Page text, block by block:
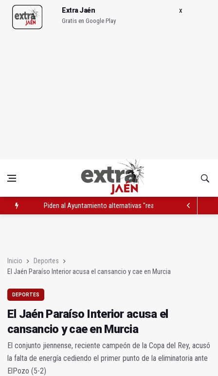
Extra Jaén
Gratis en Google Play
Piden al Ayuntamiento alternativas "reales" en los procesos
Inicio
Deportes
El Jaén Paraíso Interior acusa el cansancio y cae en Murcia
DEPORTES
El Jaén Paraíso Interior acusa el
cansancio y cae en Murcia
El conjunto jiennense, reciente campeón de la Copa del Rey, acusó
la falta de energía cediendo el primer punto de la eliminatoria ante
ElPozo (5-2)